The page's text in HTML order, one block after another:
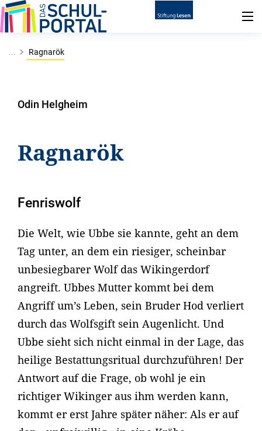
... Ragnarök
Odin Helgheim
Ragnarök
Fenriswolf
Die Welt, wie Ubbe sie kannte, geht an dem
Tag unter, an dem ein riesiger, scheinbar
unbesiegbarer Wolf das Wikingerdorf
angreift. Ubbes Mutter kommt bei dem
Angriff um’s Leben, sein Bruder Hod verliert
durch das Wolfsgift sein Augenlicht. Und
Ubbe sieht sich nicht einmal in der Lage, das
heilige Bestattungsritual durchzuführen! Der
Antwort auf die Frage, ob wohl je ein
richtiger Wikinger aus ihm werden kann,
kommt er erst Jahre später näher: Als er auf